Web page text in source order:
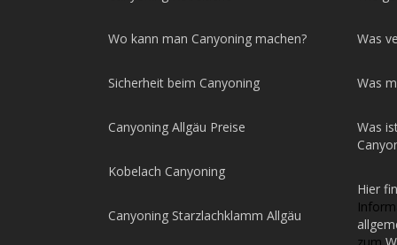
Wo kann man Canyoning machen?
Sicherheit beim Canyoning
Canyoning Allgäu Preise
Kobelach Canyoning
Canyoning Starzlachklamm Allgäu
Was
Was
Was
Hier